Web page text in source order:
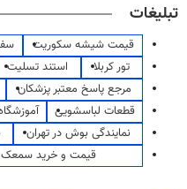
تبلیغات
قیمت شیشه سکوریت
تور کربلا
استند تسلیت
مرجع پاسخ معتبر پزشکان
قطعات لباسشویی
نمایندگی بوش در تهران
قیمت و خرید سمعک